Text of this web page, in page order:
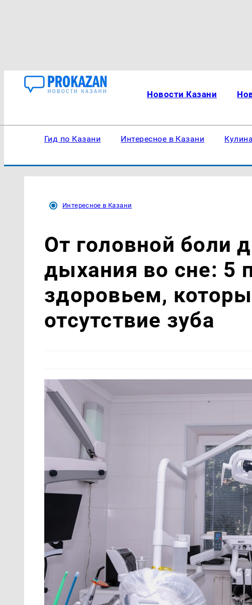
Новости Казани
Гид по Казани Интересное в Казани
Интересное в Казани
От головной боли
дыхания во сне: 5
здоровьем,
отсутствие зуба